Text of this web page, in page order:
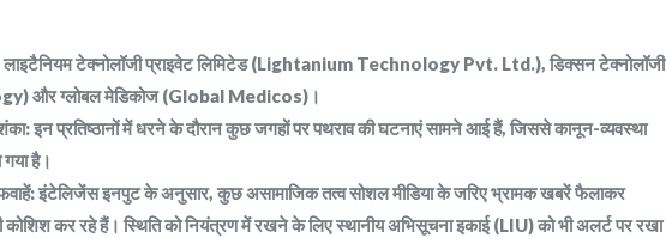
लाइटैनियम टेक्नोलॉजी प्राइवेट लिमिटेड (Lightanium Technology Pvt. Ltd.), डिक्सन टेक्नोलॉजी
और ग्लोबल मेडिकोज (Global Medicos)।
इन प्रतिष्ठानों में धरने के दौरान कुछ जगहों पर पथराव की घटनाएं सामने आई हैं, जिससे कानून-व्यवस्था
गया है।
इंटेलिजेंस इनपुट के अनुसार, कुछ असामाजिक तत्व सोशल मीडिया के जरिए भ्रामक खबरें फैलाकर
कर रहे हैं। स्थिति को नियंत्रण में रखने के लिए स्थानीय अभिसूचना इकाई (LIU) को भी अलर्ट पर रखा